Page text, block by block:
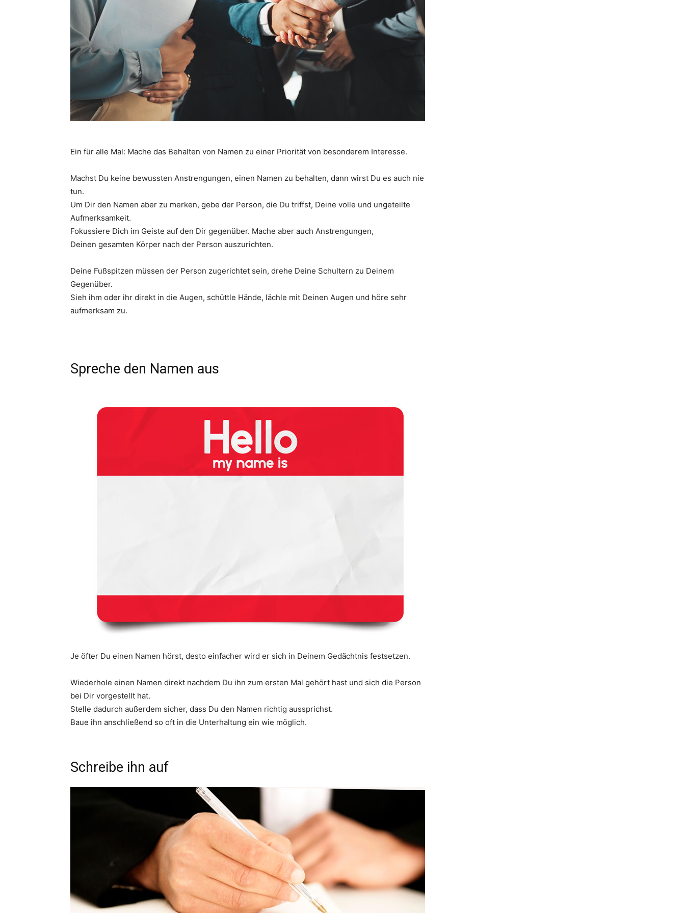
Ein für alle Mal: Mache das Behalten von Namen zu einer Priorität von besonderem Interesse.
Machst Du keine bewussten Anstrengungen, einen Namen zu behalten, dann wirst Du es auch nie
tun.
Um Dir den Namen aber zu merken, gebe der Person, die Du triffst, Deine volle und ungeteilte
Aufmerksamkeit.
Fokussiere Dich im Geiste auf den Dir gegenüber. Mache aber auch Anstrengungen,
Deinen gesamten Körper nach der Person auszurichten.
Deine Fußspitzen müssen der Person zugerichtet sein, drehe Deine Schultern zu Deinem
Gegenüber.
Sieh ihm oder ihr direkt in die Augen, schüttle Hände, lächle mit Deinen Augen und höre sehr
aufmerksam zu.
Spreche den Namen aus
Je öfter Du einen Namen hörst, desto einfacher wird er sich in Deinem Gedächtnis festsetzen.
Wiederhole einen Namen direkt nachdem Du ihn zum ersten Mal gehört hast und sich die Person
bei Dir vorgestellt hat.
Stelle dadurch außerdem sicher, dass Du den Namen richtig aussprichst.
Baue ihn anschließend so oft in die Unterhaltung ein wie möglich.
Schreibe ihn auf